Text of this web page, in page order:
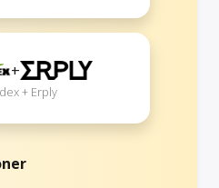
+
+ Erply